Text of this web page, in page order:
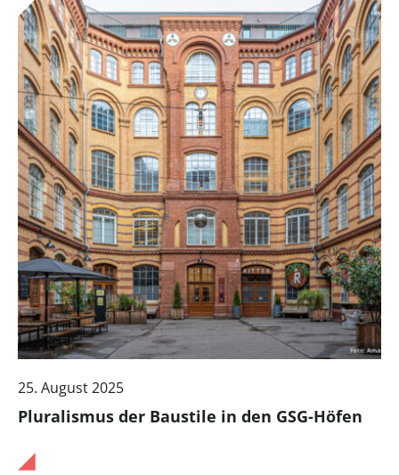
25. August 2025
Pluralismus der Baustile in den GSG-Höfen